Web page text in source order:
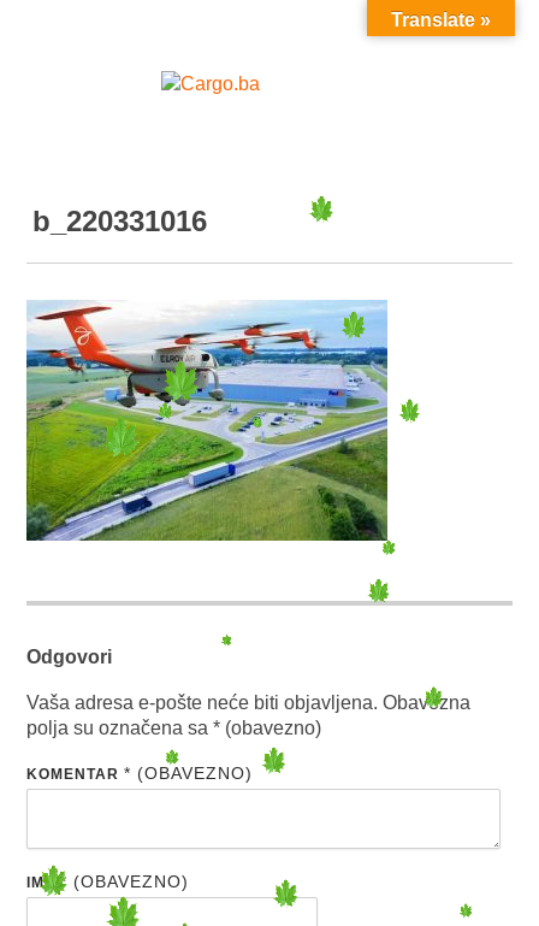
MENU
b_220331016
Odgovori
Vaša adresa e-pošte neće biti objavljena. Obavezna
polja su označena sa* (obavezno)
KOMENTAR* (OBAVEZNO)
IME* (OBAVEZNO)
Translate »